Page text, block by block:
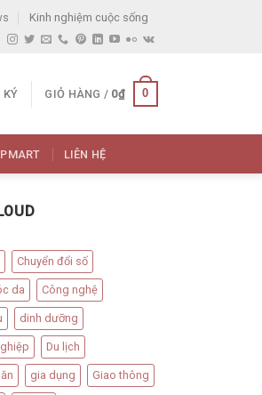
Kinh nghiệm cuộc sống
KÝ GIỎ HÀNG / 0₫ 0
LIÊN HỆ
Chuyển đổi số
da Công nghệ
dinh dưỡng
Du lịch
gia dụng Giao thông